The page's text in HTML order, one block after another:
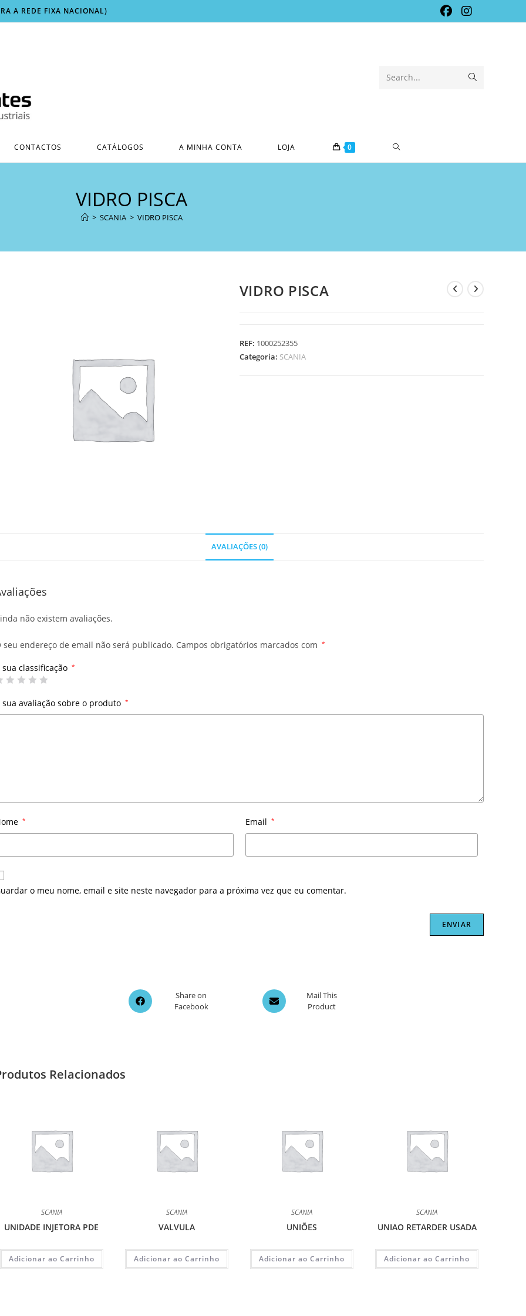
A REDE FIXA NACIONAL)
Search...
CONTACTOS CATÁLOGOS A MINHA CONTA LOJA 0 TOGGLE
VIDRO PISCA
> SCANIA > VIDRO PISCA
VIDRO PISCA
REF: 1000252355
Categoria: SCANIA
AVALIAÇÕES (0)
não existem avaliações.
seu endereço de email não será publicado. Campos obrigatórios marcados com *
sua classificação *
sua avaliação sobre o produto *
* Email *
o meu nome, email e site neste navegador para a próxima vez que eu comentar.
Opens
in
Share on
Facebook
Opens
in
Mail This
Product
Relacionados
SCANIA
UNIDADE INJETORA PDE
Adicionar ao Carrinho
SCANIA
VALVULA
Adicionar ao Carrinho
SCANIA
UNIÕES
Adicionar ao Carrinho
SCANIA
UNIAO RETARDER USADA
Adicionar ao Carrinho